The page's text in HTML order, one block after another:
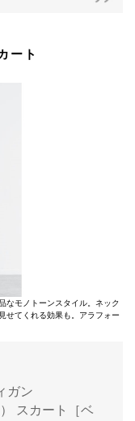
ート
なモノトーンスタイル。ネック
せてくれる効果も。アラフォー
ガン
スカート［ベ